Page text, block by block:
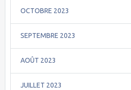
OCTOBRE 2023
SEPTEMBRE 2023
AOÛT 2023
JUILLET 2023